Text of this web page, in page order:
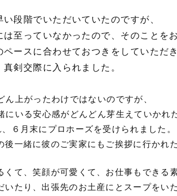
段階でいただいていたのですが、
至っていなかったので、そのことを
ースに合わせておつきをしていただき
剣交際に入られました。
上がったわけではないのですが、
いる安心感がどんどん芽生えていかれ
６月末にプロホーズを受けられました。
一緒に彼のご実家にもご挨拶に行かれ
て、笑顔が可愛くて、お仕事もできる
たり、出張先のお土産にとスープをい